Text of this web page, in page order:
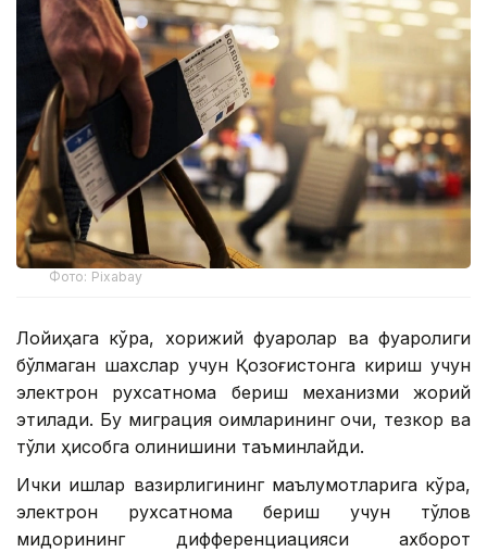
Фото: Pixabay
Лойиҳага кўра, хорижий фуқаролар ва фуқаролиги
бўлмаган шахслар учун Қозоғистонга кириш учун
электрон рухсатнома бериш механизми жорий
этилади. Бу миграция оқимларининг очиқ, тезкор ва
тўлиқ ҳисобга олинишини таъминлайди.
Ички ишлар вазирлигининг маълумотларига кўра,
электрон рухсатнома бериш учун тўлов
миқдорининг дифференциацияси ахборот